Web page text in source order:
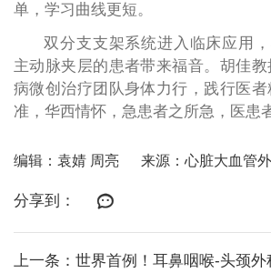
单，学习曲线更短。
双分支支架系统进入临床应用
主动脉夹层的患者带来福音。胡佳
病微创治疗团队身体力行，践行医
准，华西情怀，急患者之所急，医患
编辑：袁婧 周亮 来源：心脏大血管
分享到：
上一条：世界首例！耳鼻咽喉-头颈